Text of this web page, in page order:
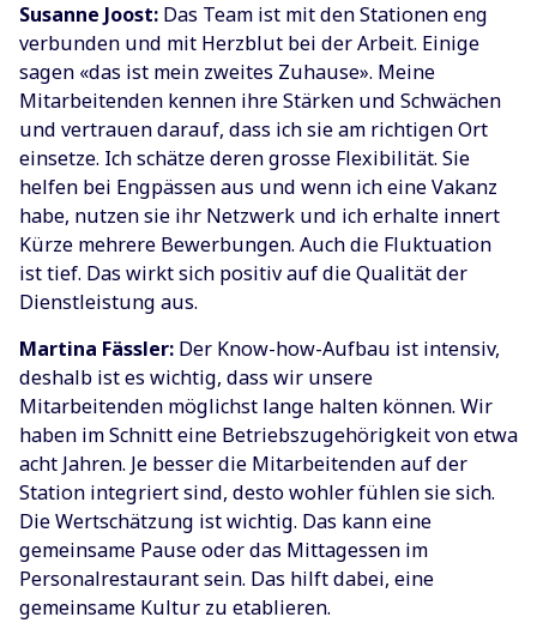
Susanne Joost: Das Team ist mit den Stationen eng
verbunden und mit Herzblut bei der Arbeit. Einige
sagen «das ist mein zweites Zuhause». Meine
Mitarbeitenden kennen ihre Stärken und Schwächen
und vertrauen darauf, dass ich sie am richtigen Ort
einsetze. Ich schätze deren grosse Flexibilität. Sie
helfen bei Engpässen aus und wenn ich eine Vakanz
habe, nutzen sie ihr Netzwerk und ich erhalte innert
Kürze mehrere Bewerbungen. Auch die Fluktuation
ist tief. Das wirkt sich positiv auf die Qualität der
Dienstleistung aus.
Martina Fässler: Der Know-how-Aufbau ist intensiv,
deshalb ist es wichtig, dass wir unsere
Mitarbeitenden möglichst lange halten können. Wir
haben im Schnitt eine Betriebszugehörigkeit von etwa
acht Jahren. Je besser die Mitarbeitenden auf der
Station integriert sind, desto wohler fühlen sie sich.
Die Wertschätzung ist wichtig. Das kann eine
gemeinsame Pause oder das Mittagessen im
Personalrestaurant sein. Das hilft dabei, eine
gemeinsame Kultur zu etablieren.